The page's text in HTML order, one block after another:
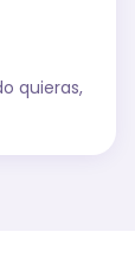
quieras,